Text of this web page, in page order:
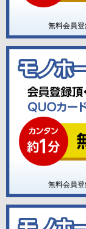
無料会員
無料会員